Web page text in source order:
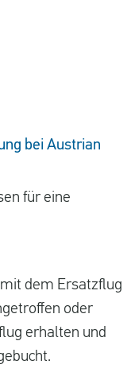
bei Austrian
für eine
dem Ersatzflug
oder
erhalten und